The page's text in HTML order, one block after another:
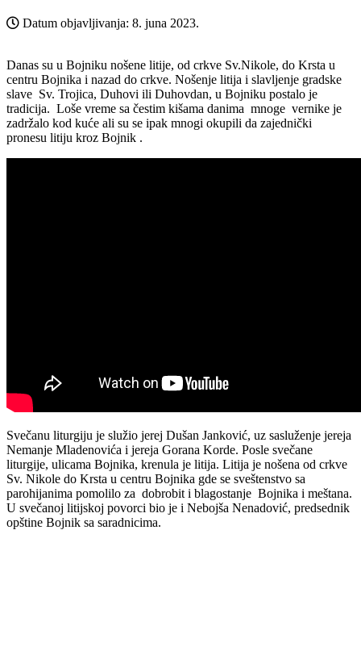
Datum objavljivanja: 8. juna 2023.
Danas su u Bojniku nošene litije, od crkve Sv.Nikole, do Krsta u
centru Bojnika i nazad do crkve. Nošenje litija i slavljenje gradske
slave Sv. Trojica, Duhovi ili Duhovdan, u Bojniku postalo je
tradicija. Loše vreme sa čestim kišama danima mnoge vernike je
zadržalo kod kuće ali su se ipak mnogi okupili da zajednički
pronesu litiju kroz Bojnik .
Svečanu liturgiju je služio jerej Dušan Janković, uz sasluženje jereja
Nemanje Mladenovića i jereja Gorana Korde. Posle svečane
liturgije, ulicama Bojnika, krenula je litija. Litija je nošena od crkve
Sv. Nikole do Krsta u centru Bojnika gde se sveštenstvo sa
parohijanima pomolilo za dobrobit i blagostanje Bojnika i meštana.
U svečanoj litijskoj povorci bio je i Nebojša Nenadović, predsednik
opštine Bojnik sa saradnicima.